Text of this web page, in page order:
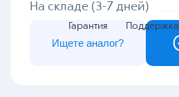
Гарантия Поддержка
На складе (3-7 дней)
Ищете аналог?